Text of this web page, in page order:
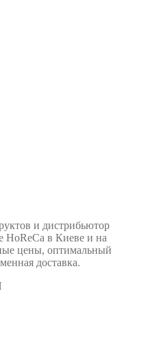
и дистрибьютор
HoReCa в Киеве и на
цены, оптимальный
доставка.